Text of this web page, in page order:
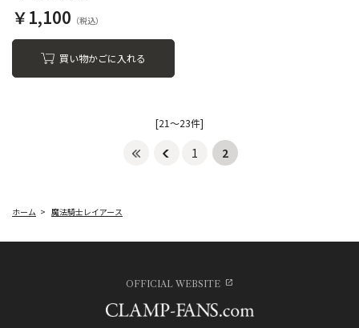
￥1,100
買い物かごに入れる
[21～23件]
1 2
ホーム > 魔法騎士レイアース
OFFICIAL WEBSITE